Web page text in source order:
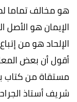
هو مخالف تماما
الإيمان هو الأصل
الإلحاد هو من
أقول أن بعض
مستقاة من كتاب
شريف أستاذ